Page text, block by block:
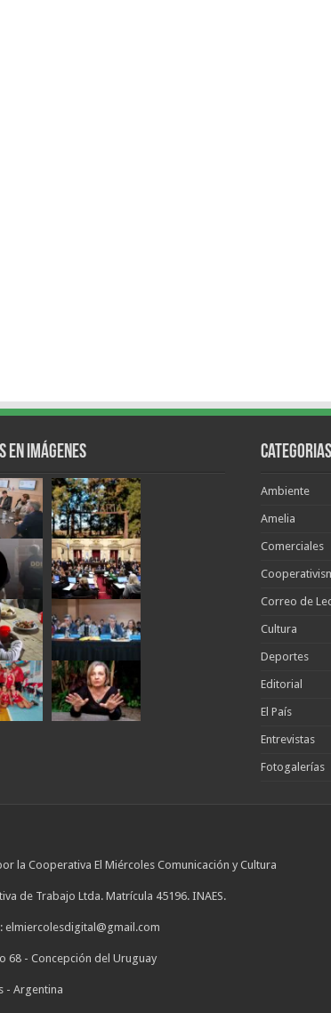
en Imágenes Categorias
Ambiente
Amelia
Comerciales
Correo de
Cultura
Deportes
Editorial
El País
Entrevistas
Fotogalerías
la Cooperativa El Miércoles Comunicación y Cultura
de Trabajo Ltda. Matrícula 45196. INAES.
elmiercolesdigital@gmail.com
68 - Concepción del Uruguay
- Argentina